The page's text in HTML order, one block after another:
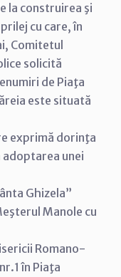
la construirea şi
cu care, în
Comitetul
solicită
de Piaţa
este situată
exprimă dorinţa
unei
Ghizela”
Manole cu
Romano-
în Piaţa